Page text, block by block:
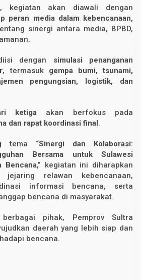
, kegiatan akan diawali dengan
peran media dalam kebencanaan,
sinergi antara media, BPBD,
dengan simulasi penanganan
, termasuk gempa bumi, tsunami,
pengungsian, logistik, dan
ketiga akan berfokus pada
dan rapat koordinasi final.
tema “Sinergi dan Kolaborasi:
Bersama untuk Sulawesi
kegiatan ini diharapkan
jejaring relawan kebencanaan,
informasi bencana, serta
bencana di masyarakat.
pihak, Pemprov Sultra
daerah yang lebih siap dan
bencana.